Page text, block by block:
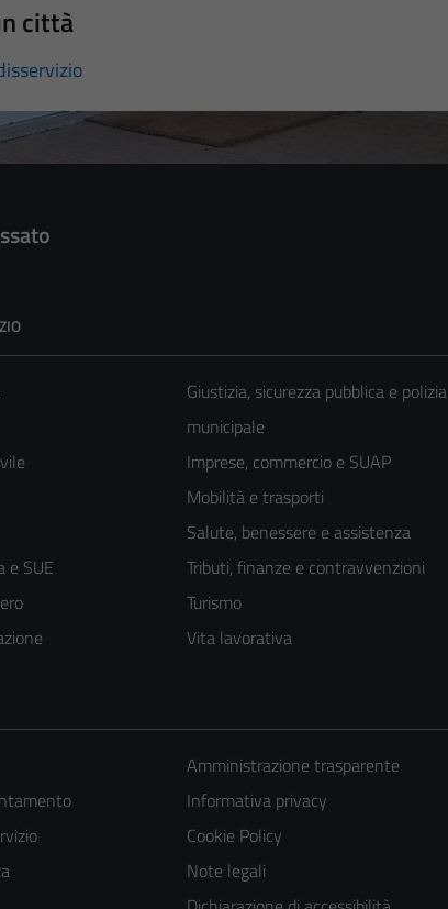
città
e SUE
Giustizia, sicurezza pubblica e polizia
municipale
Imprese, commercio e SUAP
Mobilità e trasporti
Salute, benessere e assistenza
Tributi, finanze e contravvenzioni
Turismo
Vita lavorativa
Amministrazione trasparente
Informativa privacy
Cookie Policy
Note legali